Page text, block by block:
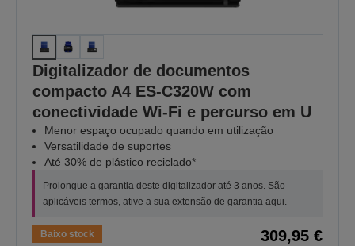
Digitalizador de documentos
compacto A4 ES-C320W com
conectividade Wi-Fi e percurso em U
Menor espaço ocupado quando em utilização
Versatilidade de suportes
Até 30% de plástico reciclado*
Prolongue a garantia deste digitalizador até 3 anos. São
aplicáveis termos, ative a sua extensão de garantia aqui.
Baixo stock 309,95 €